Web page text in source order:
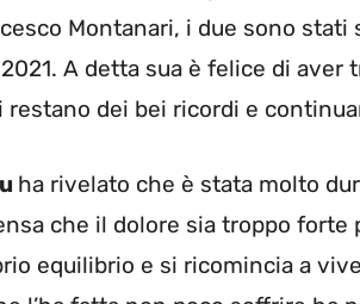
Montanari, i due sono
A detta sua è felice di aver
restano dei bei ricordi e
ha rivelato che è stata molto
che il dolore sia troppo forte
equilibrio e si ricomincia a